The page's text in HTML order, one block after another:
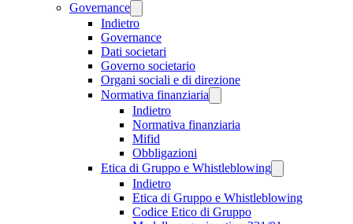
Governance
Indietro
Governance
Dati societari
Governo societario
Organi sociali e di direzione
Normativa finanziaria
Indietro
Normativa finanziaria
Mifid
Obbligazioni
Etica di Gruppo e Whistleblowing
Indietro
Etica di Gruppo e Whistleblowing
Codice Etico di Gruppo